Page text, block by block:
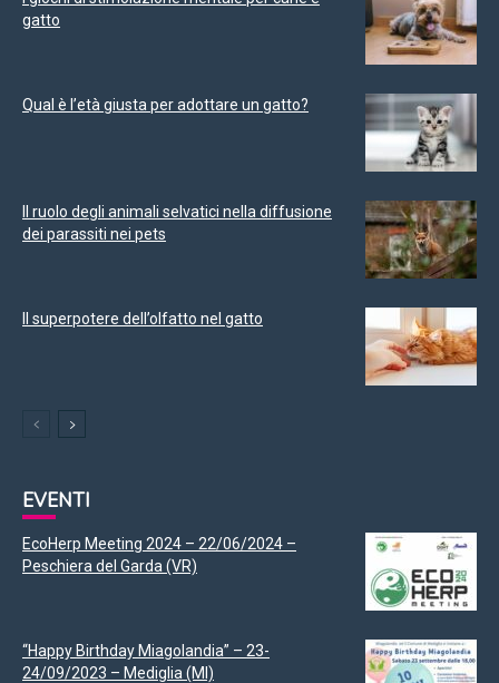
gatto
Qual è l’età giusta per adottare un gatto?
Il ruolo degli animali selvatici nella diffusione
dei parassiti nei pets
Il superpotere dell’olfatto nel gatto
EVENTI
EcoHerp Meeting 2024 – 22/06/2024 –
Peschiera del Garda (VR)
“Happy Birthday Miagolandia” – 23-
24/09/2023 – Mediglia (MI)